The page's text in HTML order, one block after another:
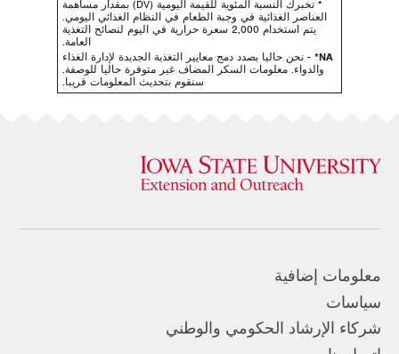
* تخبرك النسبة المئوية للقيمة اليومية (DV) بمقدار مساهمة
العناصر الغذائية في وجبة الطعام في النظام الغذائي اليومي.
يتم استخدام 2,000 سعرة حرارية في اليوم لنصائح التغذية
العامة.
NA* - نحن حاليا بصدد دمج معايير التغذية الجديدة لإدارة الغذاء
والدواء. معلومات السكر المضاف غير متوفرة حاليا للوصفة.
سنقوم بتحديث المعلومات قريبا.
معلومات إضافية
سياسات
شركاء الإرشاد الحكومي والوطني